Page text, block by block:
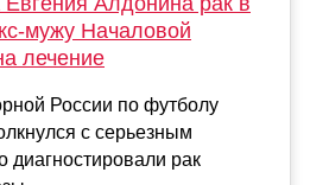
мужу Началовой
лечение
России по футболу
с серьезным
рак